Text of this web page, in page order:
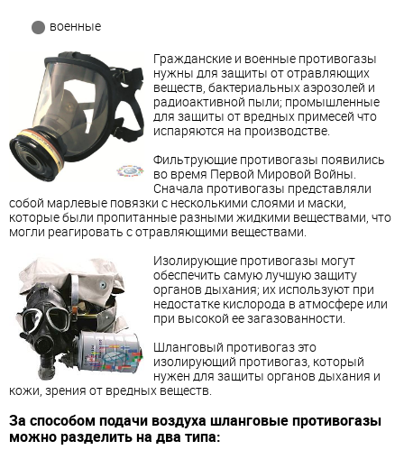
военные
Гражданские и военные противогазы
нужны для защиты от отравляющих
веществ, бактериальных аэрозолей и
радиоактивной пыли; промышленные
для защиты от вредных примесей что
испаряются на производстве.
Фильтрующие противогазы появились
во время Первой Мировой Войны.
Сначала противогазы представляли
собой марлевые повязки с несколькими слоями и маски,
которые были пропитанные разными жидкими веществами, что
могли реагировать с отравляющими веществами.
Изолирующие противогазы могут
обеспечить самую лучшую защиту
органов дыхания; их используют при
недостатке кислорода в атмосфере или
при высокой ее загазованности.
Шланговый противогаз это
изолирующий противогаз, который
нужен для защиты органов дыхания и
кожи, зрения от вредных веществ.
За способом подачи воздуха шланговые противогазы
можно разделить на два типа: